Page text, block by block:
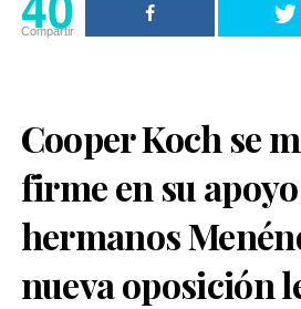
Compartir
Cooper Koch se
firme en su
hermanos
nueva oposición